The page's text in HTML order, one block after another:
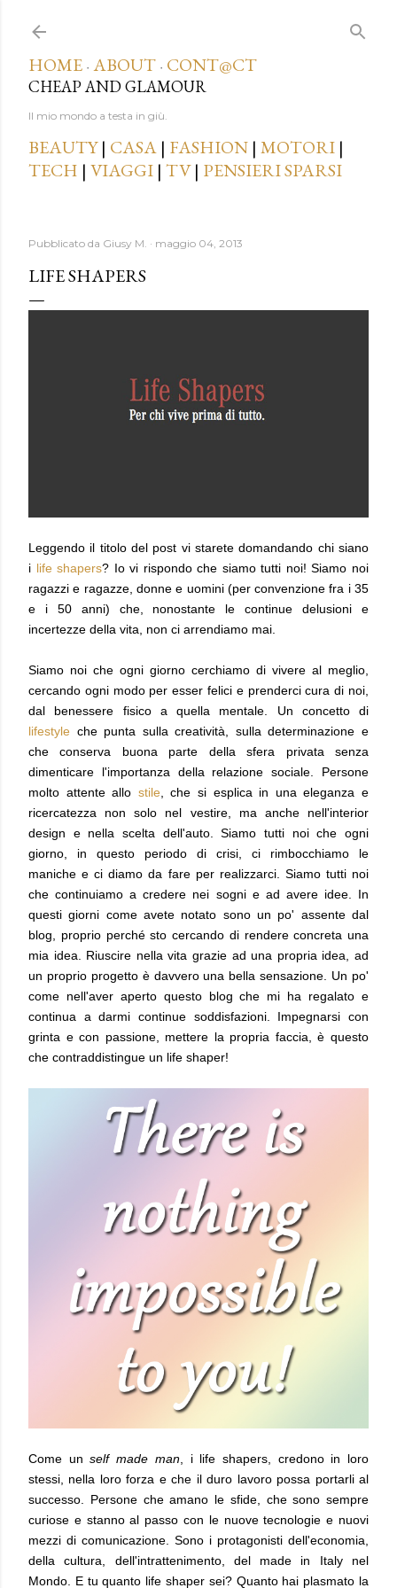
HOME · ABOUT · CONT@CT
CHEAP AND GLAMOUR
Il mio mondo a testa in giù.
BEAUTY| CASA | FASHION | MOTORI |
TECH | VIAGGI | TV| PENSIERI SPARSI
Pubblicato da Giusy M. maggio 04, 2013
LIFE SHAPERS
Leggendo il titolo del post vi starete domandando chi siano
i life shapers? Io vi rispondo che siamo tutti noi! Siamo noi
ragazzi e ragazze, donne e uomini (per convenzione fra i 35
e i 50 anni) che, nonostante le continue delusioni e
incertezze della vita, non ci arrendiamo mai.
Siamo noi che ogni giorno cerchiamo di vivere al meglio,
cercando ogni modo per esser felici e prenderci cura di noi,
dal benessere fisico a quella mentale. Un concetto di
lifestyle che punta sulla creatività, sulla determinazione e
che conserva buona parte della sfera privata senza
dimenticare l'importanza della relazione sociale. Persone
molto attente allo stile, che si esplica in una eleganza e
ricercatezza non solo nel vestire, ma anche nell'interior
design e nella scelta dell'auto. Siamo tutti noi che ogni
giorno, in questo periodo di crisi, ci rimbocchiamo le
maniche e ci diamo da fare per realizzarci. Siamo tutti noi
che continuiamo a credere nei sogni e ad avere idee. In
questi giorni come avete notato sono un po' assente dal
blog, proprio perché sto cercando di rendere concreta una
mia idea. Riuscire nella vita grazie ad una propria idea, ad
un proprio progetto è davvero una bella sensazione. Un po'
come nell'aver aperto questo blog che mi ha regalato e
continua a darmi continue soddisfazioni. Impegnarsi con
grinta e con passione, mettere la propria faccia, è questo
che contraddistingue un life shaper!
Come unself made man, i life shapers, credono in loro
stessi, nella loro forza e che il duro lavoro possa portarli al
successo. Persone che amano le sfide, che sono sempre
curiose e stanno al passo con le nuove tecnologie e nuovi
mezzi di comunicazione. Sono i protagonisti dell'economia,
della cultura, dell'intrattenimento, del made in Italy nel
Mondo. E tu quanto life shaper sei? Quanto hai plasmato la